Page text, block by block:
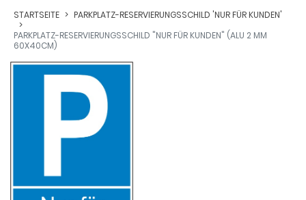
STARTSEITE
PARKPLATZ-RESERVIERUNGSSCHILD 'NUR FÜR KUNDEN'
PARKPLATZ-RESERVIERUNGSSCHILD "NUR FÜR KUNDEN" (ALU 2 MM
60X40CM)